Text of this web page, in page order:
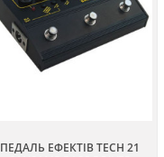
ПЕДАЛЬ ЕФЕКТІВ TECH 21